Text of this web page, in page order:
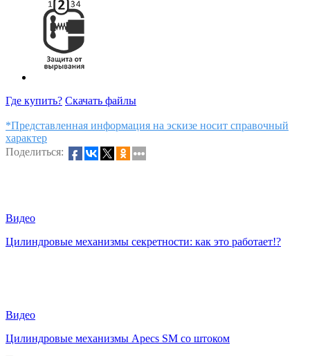
Где купить? Скачать файлы
*Представленная информация на эскизе носит справочный
характер
Поделиться:
Видео
Цилиндровые механизмы секретности: как это работает!?
Видео
Цилиндровые механизмы Apecs SM со штоком